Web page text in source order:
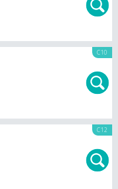
C10
C12